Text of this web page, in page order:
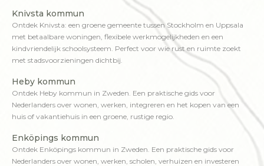
Knivsta kommun
Ontdek Knivsta: een groene gemeente tussen Stockholm en Uppsala
met betaalbare woningen, flexibele werkmogelijkheden en een
kindvriendelijk schoolsysteem. Perfect voor wie rust en ruimte zoekt
met stadsvoorzieningen dichtbij.
Heby kommun
Ontdek Heby kommun in Zweden. Een praktische gids voor
Nederlanders over wonen, werken, integreren en het kopen van een
huis of vakantiehuis in een groene, rustige regio.
Enköpings kommun
Ontdek Enköpings kommun in Zweden. Een praktische gids voor
Nederlanders over wonen, werken, scholen, verhuizen en investeren